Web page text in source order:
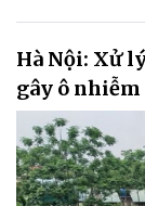
Hà Nội: Xử
gây ô